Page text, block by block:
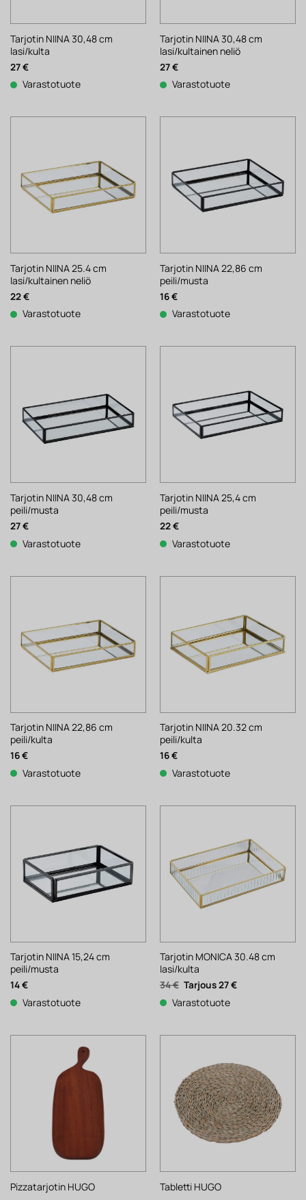
Tarjotin NIINA 30,48 cm
lasi/kulta
27€
Varastotuote
Tarjotin NIINA 30,48 cm
lasi/kultainen neliö
27€
Varastotuote
Tarjotin NIINA 25.4 cm
lasi/kultainen neliö
22€
Varastotuote
Tarjotin NIINA 22,86 cm
peili/musta
16€
Varastotuote
Tarjotin NIINA 30,48 cm
peili/musta
27€
Varastotuote
Tarjotin NIINA 25,4 cm
peili/musta
22€
Varastotuote
Tarjotin NIINA 22,86 cm
peili/kulta
16€
Varastotuote
Tarjotin NIINA 20.32 cm
peili/kulta
16€
Varastotuote
Tarjotin NIINA 15,24 cm
peili/musta
14€
Varastotuote
Tarjotin MONICA 30.48 cm
lasi/kulta
34€ Alkuperäinen
hinta
oli:
34 €.
27€Nykyinen
Varastotuote
Pizzatarjotin HUGO Tabletti HUGO